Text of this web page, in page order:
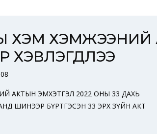
ХЭМ ХЭМЖЭЭНИЙ
ХЭВЛЭГДЛЭЭ
АКТЫН ЭМХЭТГЭЛ 2022 ОНЫ 33 ДАХЬ
ШИНЭЭР БҮРТГЭСЭН 33 ЭРХ ЗҮЙН АКТ